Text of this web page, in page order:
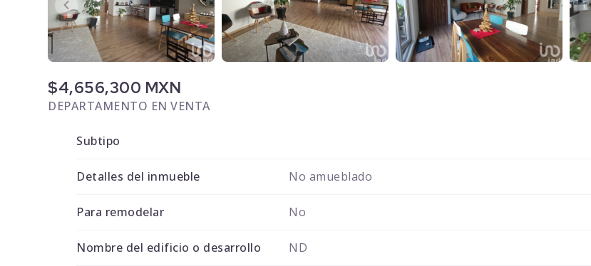
$4,656,300 MXN
DEPARTAMENTO EN VENTA
Subtipo
Detalles del inmueble No amueblado
Para remodelar No
Nombre del edificio o desarrollo ND